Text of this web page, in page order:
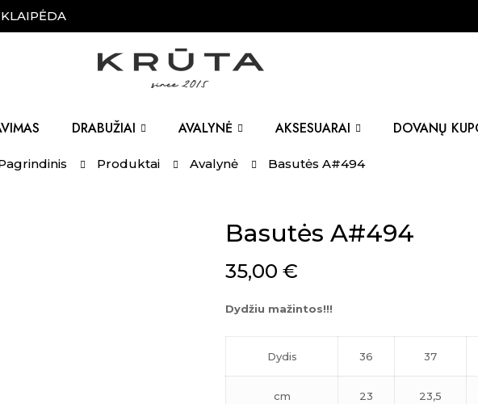
DRABUŽIAI AVALYNĖ AKSESUARAI DOVANŲ
Produktai Avalynė Basutės A#494
Basutės A#494
35,00 €
Dydžiu mažintos!!!
Dydis 36 37
cm 23 23,5